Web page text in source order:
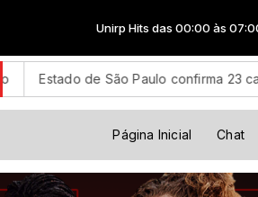
Unirp Hits das 00:00 às 07:00
São Paulo confirma 23 casos de
Página Inicial Chat